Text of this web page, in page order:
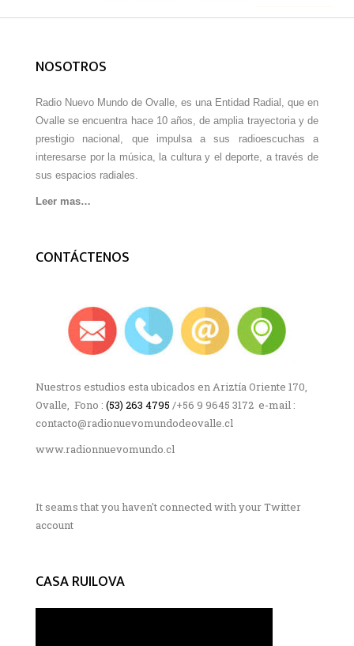
NOSOTROS
Radio Nuevo Mundo de Ovalle, es una Entidad Radial, que en
Ovalle se encuentra hace 10 años, de amplia trayectoria y de
prestigio nacional, que impulsa a sus radioescuchas a
interesarse por la música, la cultura y el deporte, a través de
sus espacios radiales.
Leer mas…
CONTÁCTENOS
Nuestros estudios esta ubicados en Ariztía Oriente 170,
Ovalle, Fono : (53) 263 4795 /+56 9 9645 3172 e-mail :
contacto@radionuevomundodeovalle.cl
www.radionnuevomundo.cl
It seams that you haven't connected with your Twitter
account
CASA RUILOVA